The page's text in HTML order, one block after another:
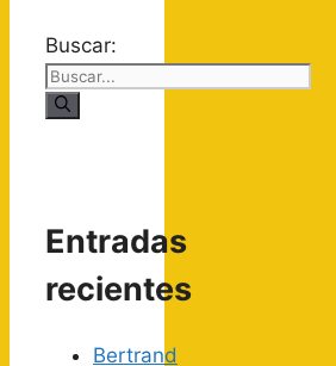
Buscar:
Entradas
recientes
Bertrand